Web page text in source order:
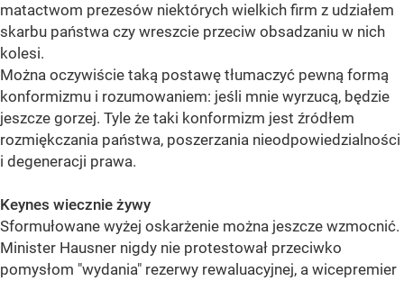
matactwom prezesów niektórych wielkich firm z udziałem
skarbu państwa czy wreszcie przeciw obsadzaniu w nich
kolesi.
Można oczywiście taką postawę tłumaczyć pewną formą
konformizmu i rozumowaniem: jeśli mnie wyrzucą, będzie
jeszcze gorzej. Tyle że taki konformizm jest źródłem
rozmiękczania państwa, poszerzania nieodpowiedzialności
i degeneracji prawa.
Keynes wiecznie żywy
Sformułowane wyżej oskarżenie można jeszcze wzmocnić.
Minister Hausner nigdy nie protestował przeciwko
pomysłom "wydania" rezerwy rewaluacyjnej, a wicepremier